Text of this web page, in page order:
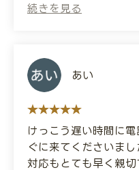
compartment, but it
based on the
spare in the future.
company, and I
them.
I realized how
reliable locksmith in
very kind and I felt
him for help again if
あい
けっこう遅い時間に
ぐに来てくださいまし
対応もとても早く親切